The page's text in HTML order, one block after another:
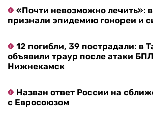
«Почти невозможно лечить»:
признали эпидемию гонореи и
12 погибли, 39 пострадали: в
объявили траур после атаки
Нижнекамск
Назван ответ России на
с Евросоюзом